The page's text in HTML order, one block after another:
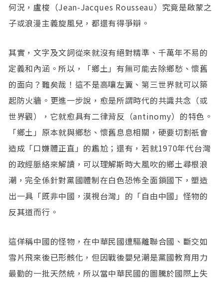
何況，盧梭（Jean-Jacques Rousseau）究竟是啟蒙之
子或浪漫主義旋風兒，都還有得爭辯。
其實，文字及文詞從來就沒有絕對精準、千萬年不易的
定義和內涵。所以，「鄉土」有無可能去除鄉愁、懷舊
的面向？難矣哉！這不是高嚷左翼、第三世界就可以築
起防火牆。更進一步說，愈是所謂時代的共識共念（或
世界觀），它就愈具有二律背反（antinomy）的特色。
「鄉土」原本就與鄉愁、懷舊息息相關，硬要切割祇會
造成「口嫌體正直」的尷尬；還有，若就1970年代台灣
的政經脈絡來解讀，可以理解斯時大風吹的鄉土尋根浪
潮，完全係針對黨國體制在白色恐怖全面鎖國下，塑造
出一具「既非中國，漠視台灣」的「自由中國」怪物的
反其道而行。
這佯稱中國的怪物，在中華民國遭驅離聯合國、斷交如
雪片飛來後已形骸化，但因戰後嬰兒潮是黨國教育用力
最勤的一批天然統，所以當中華民國的圖騰於國際上失